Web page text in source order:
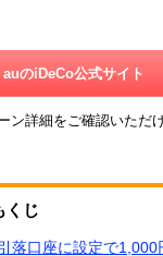
auのiDeCo公式サイト
ン詳細をご確認いただけ
くじ
落口座に設定で1,000